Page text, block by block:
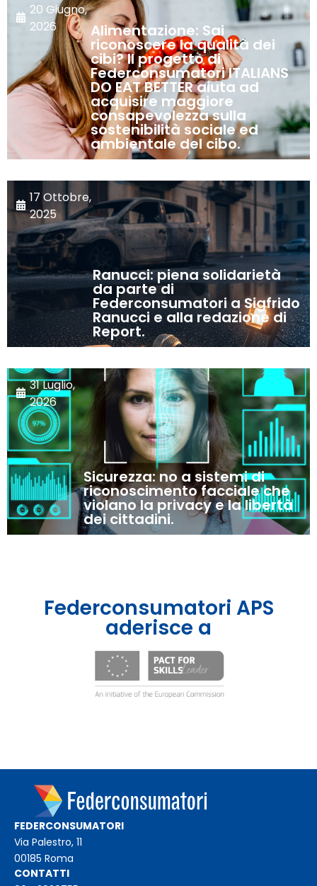
20 Giugno,
2026
Alimentazione: Sai
riconoscere la qualità dei
cibi? Il progetto di
Federconsumatori ITALIANS
DO EAT BETTER aiuta ad
acquisire maggiore
consapevolezza sulla
sostenibilità sociale ed
ambientale del cibo.
17 Ottobre,
2025
Ranucci: piena solidarietà
da parte di
Federconsumatori a Sigfrido
Ranucci e alla redazione di
Report.
31 Luglio,
2026
Sicurezza: no a sistemi di
riconoscimento facciale che
violano la privacy e la libertà
dei cittadini.
Federconsumatori APS
aderisce a
FEDERCONSUMATORI
Via Palestro, 11
00185 Roma
CONTATTI